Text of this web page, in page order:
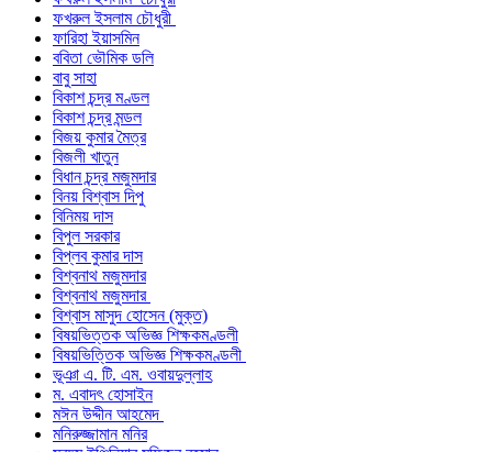
ফখরুল ইসলাম চৌধুরী
ফারিহা ইয়াসমিন
ববিতা ভৌমিক ডলি
বাবু সাহা
বিকাশ চন্দ্র মণ্ডল
বিকাশ চন্দ্র মন্ডল
বিজয় কুমার মৈত্র
বিজলী খাতুন
বিধান চন্দ্র মজুমদার
বিনয় বিশ্বাস দিপু
বিনিময় দাস
বিপুল সরকার
বিপ্লব কুমার দাস
বিশ্বনাথ মজুমদার
বিশ্বনাথ মজুমদার
বিশ্বাস মাসুদ হোসেন (মুক্ত)
বিষয়ভিত্তক অভিজ্ঞ শিক্ষকমণ্ডলী
বিষয়ভিত্তিক অভিজ্ঞ শিক্ষকমণ্ডলী
ভূঞা এ. টি. এম. ওবায়দুল্লাহ
ম. এবাদৎ হোসাইন
মঈন উদ্দীন আহমেদ
মনিরুজ্জামান মনির